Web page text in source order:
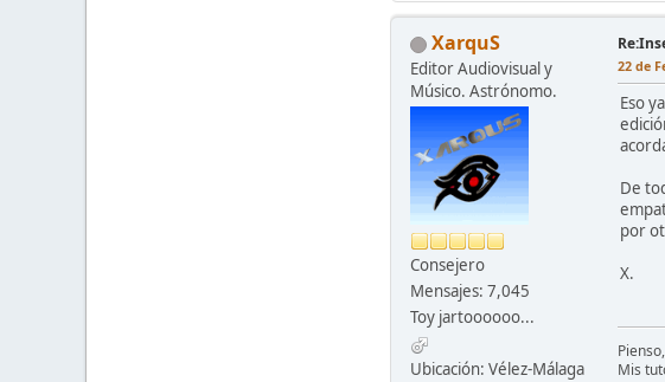
XarquS
Editor Audiovisual y
Músico. Astrónomo.
Consejero
Mensajes: 7,045
Toy jartoooooo...
Ubicación: Vélez-Málaga
22 de
Eso
De
por
X.
Mis